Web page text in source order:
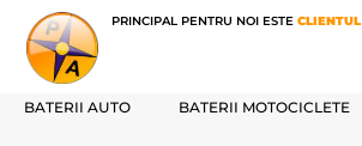
PRINCIPAL PENTRU NOI ESTE CLIENTUL
BATERII AUTO BATERII MOTOCICLETE